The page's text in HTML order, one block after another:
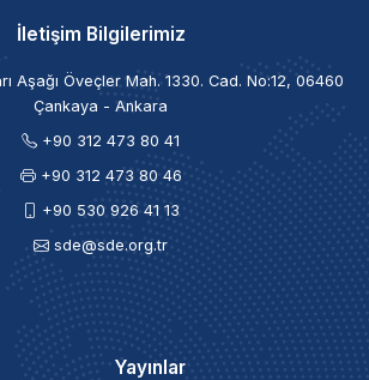
İletişim Bilgilerimiz
Aşağı Öveçler Mah. 1330. Cad. No:12, 06460
Çankaya - Ankara
+90 312 473 80 41
+90 312 473 80 46
+90 530 926 41 13
sde@sde.org.tr
Yayınlar